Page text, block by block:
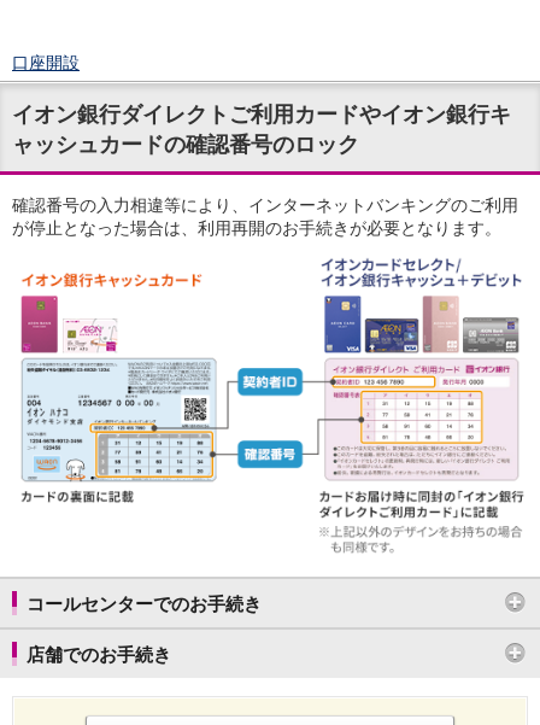
口座開設
ログイン
チャット
メニュー
商品・サービス
預金
円預金TOP
定期預金
積立式定期預金
外貨預金TOP
外貨普通預金
外貨普通預金積立
資産運用
投資信託TOP
証券口座開設
金銭信託
金銭信託のしくみ
取扱商品一覧
iDeCo・国民年金基金
イオン銀行ダイレクトご利用カードやイオン銀行キ
ャッシュカードの確認番号のロック
確認番号の入力相違等により、インターネットバンキングのご利用
が停止となった場合は、利用再開のお手続きが必要となります。
コールセンターでのお手続き
店舗でのお手続き